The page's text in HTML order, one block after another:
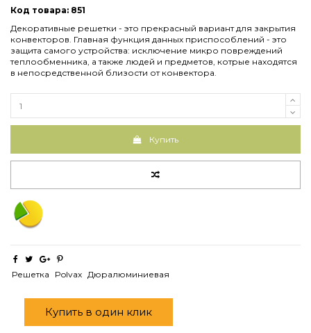
Код товара: 851
Декоративные решетки - это прекрасный вариант для закрытия
конвекторов. Главная функция данных приспособлений - это
защита самого устройства: исключение микро повреждений
теплообменника, а также людей и предметов, котрые находятся
в непосредственной близости от конвектора.
Купить
Решетка Polvax Дюралюминиевая
Купить в один клик